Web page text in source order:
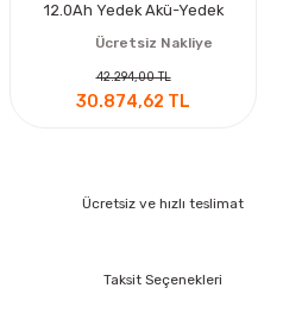
12.0Ah Yedek Akü-Yedek
Batarya
Ücretsiz Nakliye
42.294,00 TL
30.874,62 TL
Ücretsiz ve hızlı teslimat
Taksit Seçenekleri